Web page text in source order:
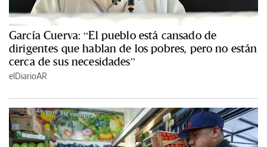
García Cuerva: “El pueblo está cansado de
dirigentes que hablan de los pobres, pero no están
cerca de sus necesidades”
elDiarioAR